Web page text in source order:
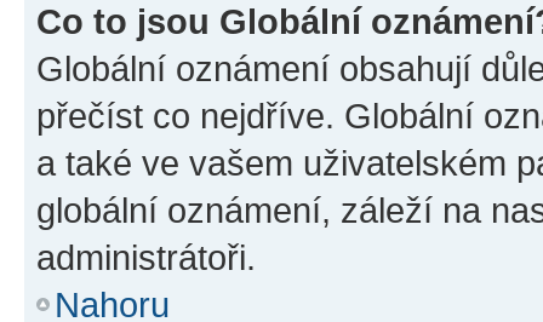
Co to jsou Globální
Globální oznámení obsahují
přečíst co nejdříve. Globální
a také ve vašem uživatelském
globální oznámení, záleží na
administrátoři.
Nahoru